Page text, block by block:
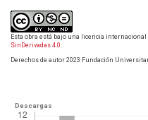
Esta obra está bajo una licencia internacional
SinDerivadas 4.0.
Derechos de autor 2023 Fundación
Descargas